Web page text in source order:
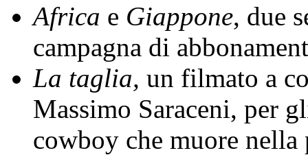
Africa e Giappone, due
campagna di
La taglia, un filmato a
Massimo Saraceni, per
cowboy che muore nella